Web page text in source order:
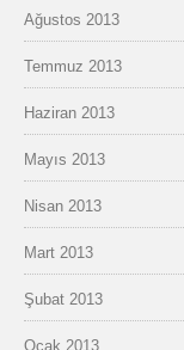
Ağustos 2013
Temmuz 2013
Haziran 2013
Mayıs 2013
Nisan 2013
Mart 2013
Şubat 2013
Ocak 2013